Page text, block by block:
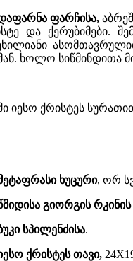
ფარჩისა,
და ქერუბიმები.
ხოლო სიწმინდითა
იესო ქრისტეს
ხუცური, ორ
გიორგის
სპილენძისა.
ქრისტეს თავი,